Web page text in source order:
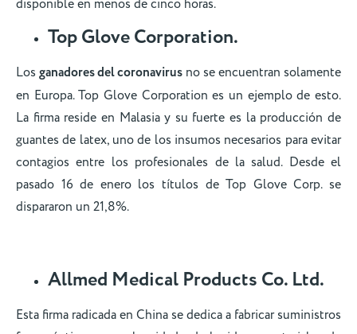
disponible en menos de cinco horas.
Top Glove Corporation.
Los ganadores del coronavirus no se encuentran solamente
en Europa. Top Glove Corporation es un ejemplo de esto.
La firma reside en Malasia y su fuerte es la producción de
guantes de latex, uno de los insumos necesarios para evitar
contagios entre los profesionales de la salud. Desde el
pasado 16 de enero los títulos de Top Glove Corp. se
dispararon un 21,8%.
Allmed Medical Products Co. Ltd.
Esta firma radicada en China se dedica a fabricar suministros